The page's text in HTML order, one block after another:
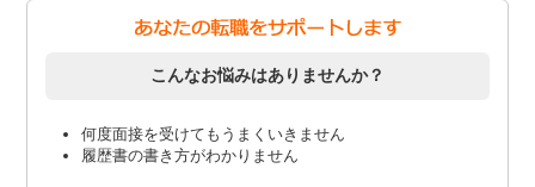
こんなお悩みはありませんか？
何度面接を受けてもうまくいきません
履歴書の書き方がわかりません